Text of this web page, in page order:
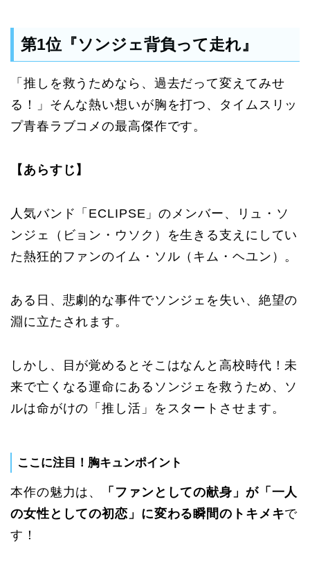
第1位『ソンジェ背負って走れ』
「推しを救うためなら、過去だって変えてみせ
る！」そんな熱い想いが胸を打つ、タイムスリッ
プ青春ラブコメの最高傑作です。
【あらすじ】
人気バンド「ECLIPSE」のメンバー、リュ・ソ
ンジェ（ビョン・ウソク）を生きる支えにしてい
た熱狂的ファンのイム・ソル（キム・ヘユン）。
ある日、悲劇的な事件でソンジェを失い、絶望の
淵に立たされます。
しかし、目が覚めるとそこはなんと高校時代！未
来で亡くなる運命にあるソンジェを救うため、ソ
ルは命がけの「推し活」をスタートさせます。
ここに注目！胸キュンポイント
本作の魅力は、
「ファンとしての献身」が「一人
の女性としての初恋」に変わる瞬間のトキメキで
す！